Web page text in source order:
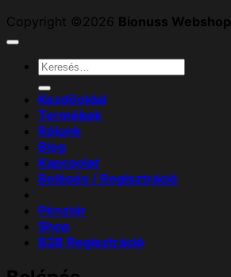
Copyright ©2026 Bionuss Webshop
Keresés
a
következőre:
Kezdőoldal
Termékek
Rólunk
Blog
Kapcsolat
Belépés / Regisztráció
Pénztár
Shop
B2B Regisztráció